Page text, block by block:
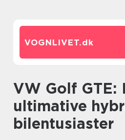
VOGNLIVET.dk
VW Golf GTE: Den
ultimative
bilentusiaster